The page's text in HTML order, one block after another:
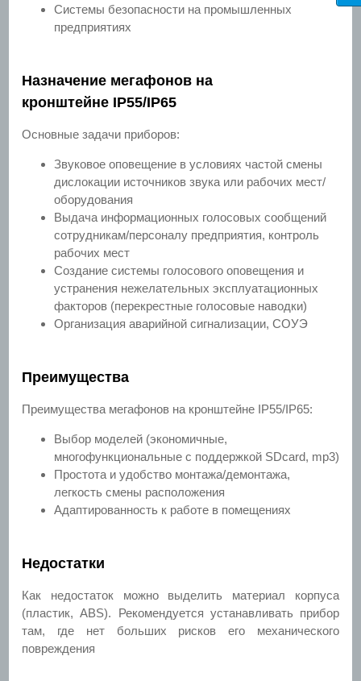
Системы безопасности на промышленных
предприятиях
Назначение мегафонов на
кронштейне IP55/IP65
Основные задачи приборов:
Звуковое оповещение в условиях частой смены
дислокации источников звука или рабочих мест/
оборудования
Выдача информационных голосовых сообщений
сотрудникам/персоналу предприятия, контроль
рабочих мест
Создание системы голосового оповещения и
устранения нежелательных эксплуатационных
факторов (перекрестные голосовые наводки)
Организация аварийной сигнализации, СОУЭ
Преимущества
Преимущества мегафонов на кронштейне IP55/IP65:
Выбор моделей (экономичные,
многофункциональные с поддержкой SDcard, mp3)
Простота и удобство монтажа/демонтажа,
легкость смены расположения
Адаптированность к работе в помещениях
Недостатки
Как недостаток можно выделить материал корпуса
(пластик, ABS). Рекомендуется устанавливать прибор
там, где нет больших рисков его механического
повреждения